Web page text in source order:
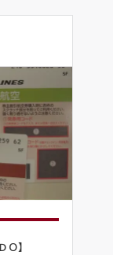
】